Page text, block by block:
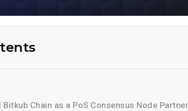
Chain as a PoS Consensus Node Partner